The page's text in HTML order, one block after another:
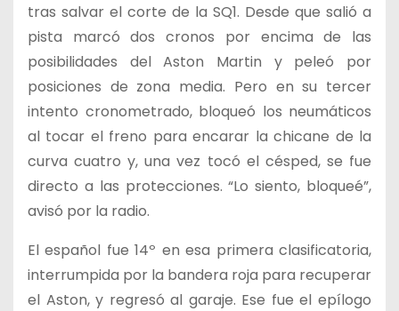
tras salvar el corte de la SQ1. Desde que salió a
pista marcó dos cronos por encima de las
posibilidades del Aston Martin y peleó por
posiciones de zona media. Pero en su tercer
intento cronometrado, bloqueó los neumáticos
al tocar el freno para encarar la chicane de la
curva cuatro y, una vez tocó el césped, se fue
directo a las protecciones. “Lo siento, bloqueé”,
avisó por la radio.
El español fue 14º en esa primera clasificatoria,
interrumpida por la bandera roja para recuperar
el Aston, y regresó al garaje. Ese fue el epílogo